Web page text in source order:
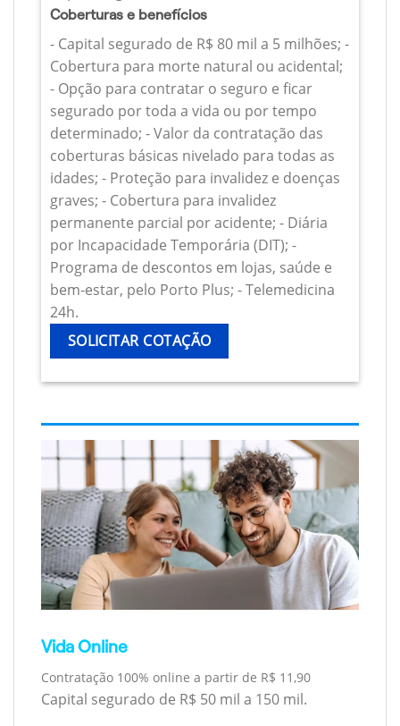
Coberturas e benefícios
- Capital segurado de R$ 80 mil a 5 milhões; -
Cobertura para morte natural ou acidental;
- Opção para contratar o seguro e ficar
segurado por toda a vida ou por tempo
determinado; - Valor da contratação das
coberturas básicas nivelado para todas as
idades; - Proteção para invalidez e doenças
graves; - Cobertura para invalidez
permanente parcial por acidente; - Diária
por Incapacidade Temporária (DIT); -
Programa de descontos em lojas, saúde e
bem-estar, pelo Porto Plus; - Telemedicina
24h.
SOLICITAR COTAÇÃO
Vida Online
Contratação 100% online a partir de R$ 11,90
Capital segurado de R$ 50 mil a 150 mil.